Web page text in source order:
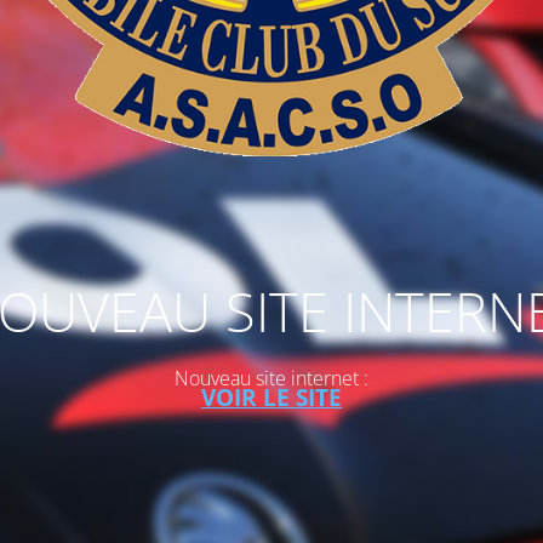
SITE
Nouveau site internet :
VOIR LE SITE